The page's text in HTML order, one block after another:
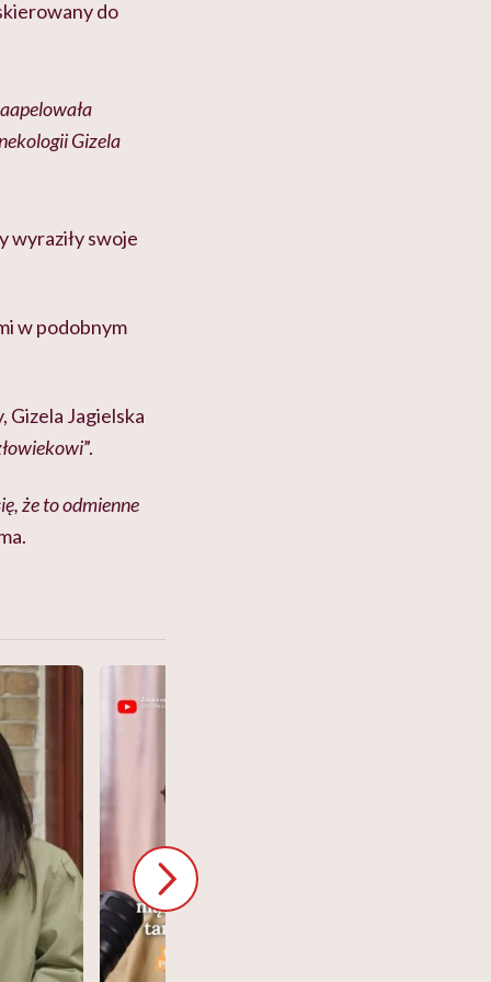
do
Gizela
wyraziły swoje
w podobnym
Gizela Jagielska
”.
że to odmienne